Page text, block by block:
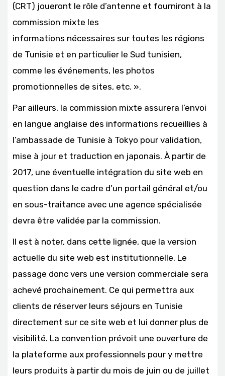
(CRT) joueront le rôle d’antenne et fourniront à la
commission mixte les
informations nécessaires sur toutes les régions
de Tunisie et en particulier le Sud tunisien,
comme les événements, les photos
promotionnelles de sites, etc. ».
Par ailleurs, la commission mixte assurera l’envoi
en langue anglaise des informations recueillies à
l’ambassade de Tunisie à Tokyo pour validation,
mise à jour et traduction en japonais. À partir de
2017, une éventuelle intégration du site web en
question dans le cadre d’un portail général et/ou
en sous-traitance avec une agence spécialisée
devra être validée par la commission.
Il est à noter, dans cette lignée, que la version
actuelle du site web est institutionnelle. Le
passage donc vers une version commerciale sera
achevé prochainement. Ce qui permettra aux
clients de réserver leurs séjours en Tunisie
directement sur ce site web et lui donner plus de
visibilité. La convention prévoit une ouverture de
la plateforme aux professionnels pour y mettre
leurs produits à partir du mois de juin ou de juillet